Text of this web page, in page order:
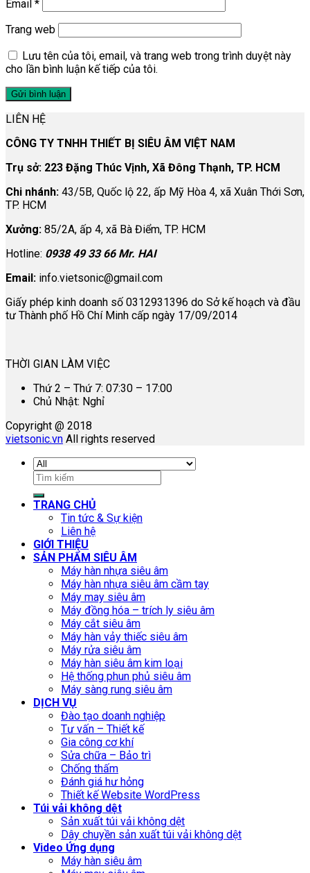
Email *
Trang web
Lưu tên của tôi, email, và trang web trong trình duyệt này
cho lần bình luận kế tiếp của tôi.
LIÊN HỆ
CÔNG TY TNHH THIẾT BỊ SIÊU ÂM VIỆT NAM
Trụ sở: 223 Đặng Thúc Vịnh, Xã Đông Thạnh, TP. HCM
Chi nhánh: 43/5B, Quốc lộ 22, ấp Mỹ Hòa 4, xã Xuân Thới Sơn,
TP. HCM
Xưởng: 85/2A, ấp 4, xã Bà Điểm, TP. HCM
Hotline: 0938 49 33 66 Mr. HAI
Email: info.vietsonic@gmail.com
Giấy phép kinh doanh số 0312931396 do Sở kế hoạch và đầu
tư Thành phố Hồ Chí Minh cấp ngày 17/09/2014
THỜI GIAN LÀM VIỆC
Thứ 2 – Thứ 7: 07:30 – 17:00
Chủ Nhật: Nghỉ
Copyright @ 2018
vietsonic.vn All rights reserved
Tìm
kiếm:
TRANG CHỦ
Tin tức & Sự kiện
Liên hệ
GIỚI THIỆU
SẢN PHẨM SIÊU ÂM
Máy hàn nhựa siêu âm
Máy hàn nhựa siêu âm cầm tay
Máy may siêu âm
Máy đồng hóa – trích ly siêu âm
Máy cắt siêu âm
Máy hàn vảy thiếc siêu âm
Máy rửa siêu âm
Máy hàn siêu âm kim loại
Hệ thống phun phủ siêu âm
Máy sàng rung siêu âm
DỊCH VỤ
Đào tạo doanh nghiệp
Tư vấn – Thiết kế
Gia công cơ khí
Sửa chữa – Bảo trì
Chống thấm
Đánh giá hư hỏng
Thiết kế Website WordPress
Túi vải không dệt
Sản xuất túi vải không dệt
Dây chuyền sản xuất túi vải không dệt
Video Ứng dụng
Máy hàn siêu âm